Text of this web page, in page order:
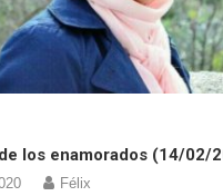
los enamorados (14/02/
Félix